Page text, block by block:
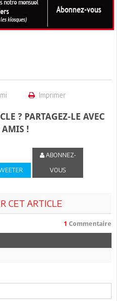
Imprimer
? PARTAGEZ-LE AVEC
AMIS !
ABONNEZ-
VOUS
CET ARTICLE
1 Commentaire